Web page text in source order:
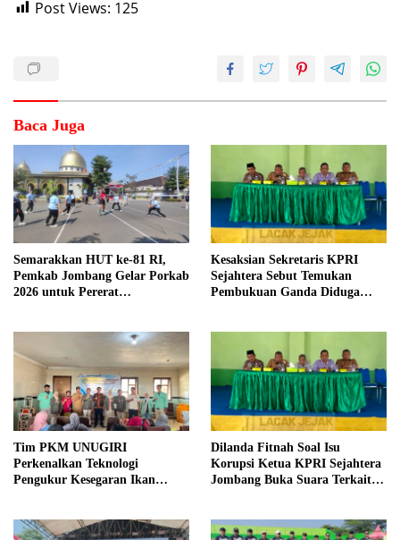
Post Views: 125
Baca Juga
Semarakkan HUT ke-81 RI,
Pemkab Jombang Gelar Porkab
2026 untuk Pererat
Kesaksian Sekretaris KPRI
Sejahtera Sebut Temukan
Pembukuan Ganda Diduga
Tim PKM UNUGIRI
Perkenalkan Teknologi
Pengukur Kesegaran Ikan
Dilanda Fitnah Soal Isu
Korupsi Ketua KPRI Sejahtera
Jombang Buka Suara Terkait